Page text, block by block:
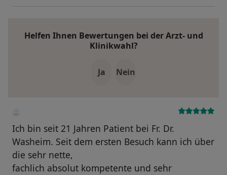
Helfen Ihnen Bewertungen bei der Arzt- und
Klinikwahl?
Ja Nein
Ich bin seit 21 Jahren Patient bei Fr. Dr.
Washeim. Seit dem ersten Besuch kann ich über
die sehr nette,
fachlich absolut kompetente und sehr